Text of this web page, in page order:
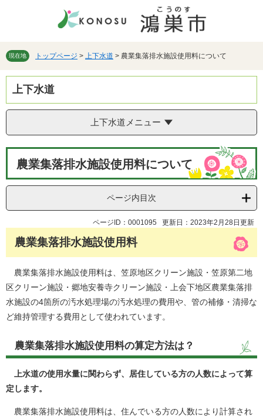
先
す。
を
て
現在地 トップページ > 上下水道 > 農業集落排水施設使用料について
上下水道
上下水道メニュー
農業集落排水施設使用料について
ページ内目次
ページID：0001095 更新日：2023年2月28日更新
農業集落排水施設使用料
農業集落排水施設使用料は、笠原地区クリーン施設・笠原第二地
区クリーン施設・郷地安養寺クリーン施設・上会下地区農業集落排
水施設の4箇所の汚水処理場の汚水処理の費用や、管の補修・清掃な
ど維持管理する費用として使われています。
農業集落排水施設使用料の算定方法は？
上水道の使用水量に関わらず、居住している方の人数によって算
定します。
農業集落排水施設使用料は、住んでいる方の人数により計算され